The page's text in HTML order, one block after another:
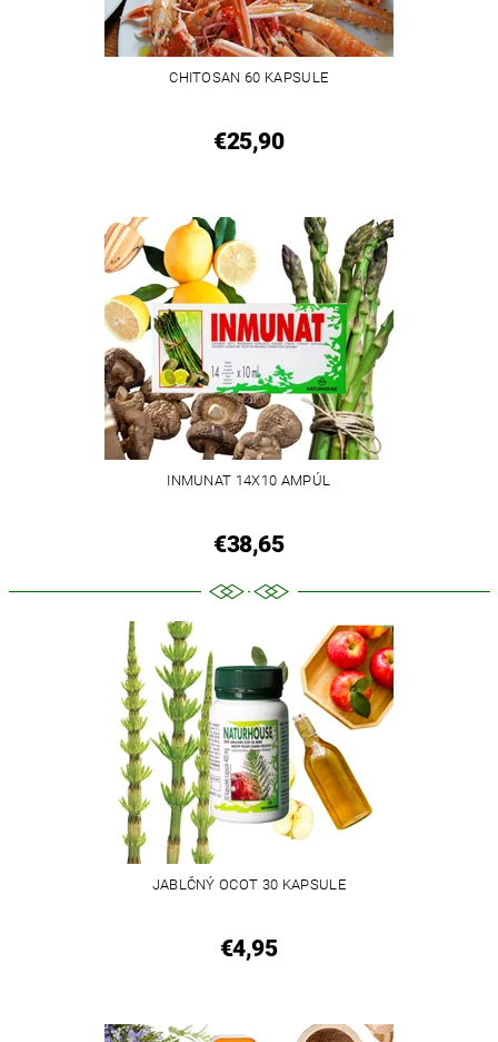
CHITOSAN 60 KAPSULE
€25,90
INMUNAT 14X10 AMPÚL
€38,65
JABLČNÝ OCOT 30 KAPSULE
€4,95